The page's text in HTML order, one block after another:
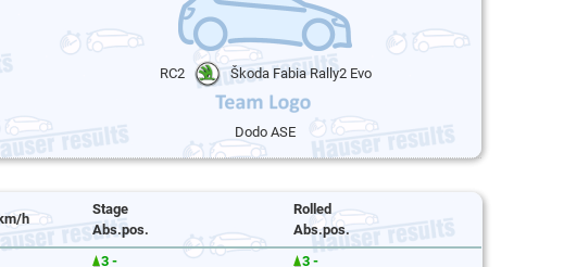
RC2 Škoda Fabia Rally2 Evo
Dodo ASE
km/h
Stage
Abs.pos.
Rolled
Abs.pos.
3 - 3 -